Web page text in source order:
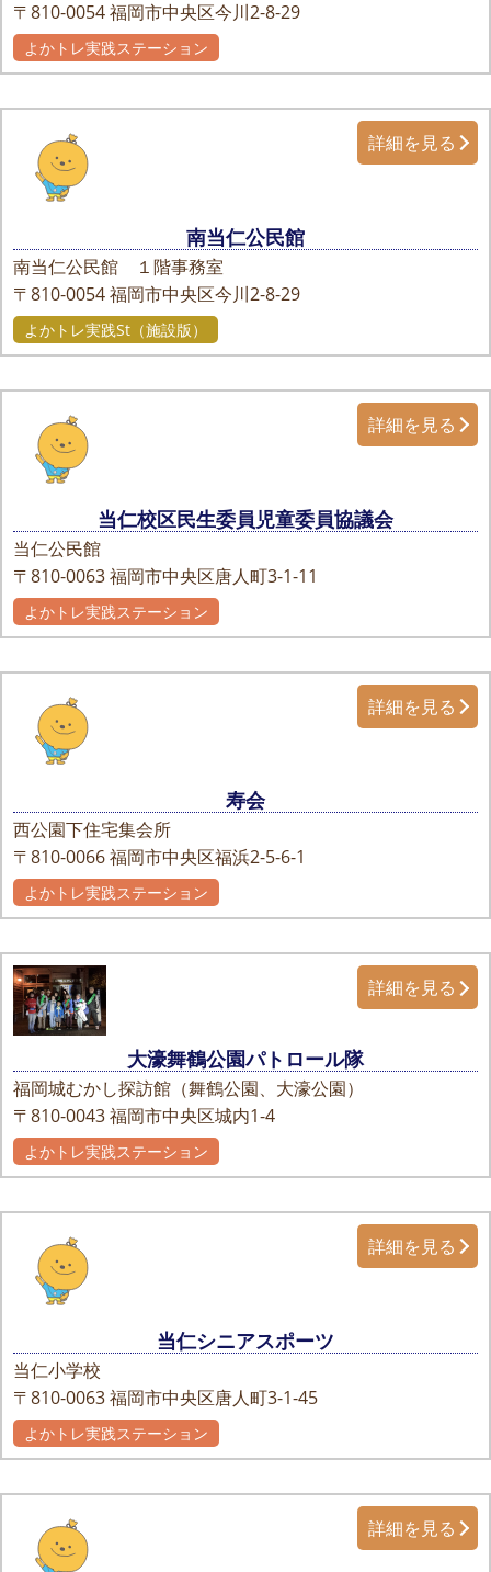
〒810-0054福岡市中央区今川2-8-29
よかトレ実践ステーション
南当仁公民館
南当仁公民館 １階事務室
〒810-0054福岡市中央区今川2-8-29
詳細を見る
よかトレ実践St（施設版）
当仁校区民生委員児童委員協議会
当仁公民館
〒810-0063福岡市中央区唐人町3-1-11
詳細を見る
よかトレ実践ステーション
寿会
西公園下住宅集会所
〒810-0066福岡市中央区福浜2-5-6-1
詳細を見る
よかトレ実践ステーション
大濠舞鶴公園パトロール隊
福岡城むかし探訪館（舞鶴公園、大濠公園）
〒810-0043福岡市中央区城内1-4
詳細を見る
よかトレ実践ステーション
当仁シニアスポーツ
当仁小学校
〒810-0063福岡市中央区唐人町3-1-45
詳細を見る
よかトレ実践ステーション
詳細を見る